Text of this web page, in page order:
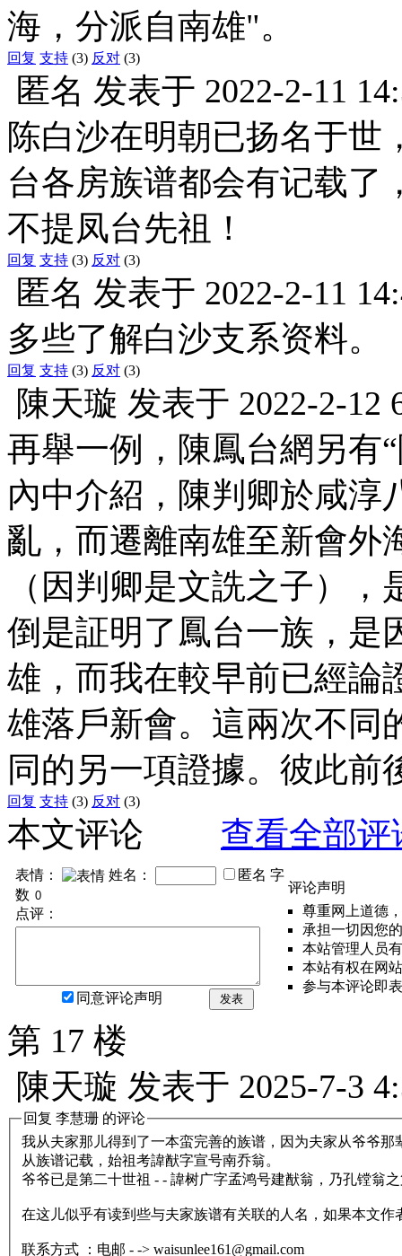
海，分派自南雄"。
回复 支持 (3) 反对 (3)
匿名 发表于 2022-2-11
陈白沙在明朝已扬名于世
台各房族谱都会有记载了
不提凤台先祖！
回复 支持 (3) 反对 (3)
匿名 发表于 2022-2-11
多些了解白沙支系资料。
回复 支持 (3) 反对 (3)
陳天璇 发表于 2022-2-12
再舉一例，陳鳳台網另有
內中介紹，陳判卿於咸淳
亂，而遷離南雄至新會外
（因判卿是文詵之子）
倒是証明了鳳台一族，是
雄，而我在較早前已經論
雄落戶新會。這兩次不同
同的另一項證據。彼此前
回复 支持 (3) 反对 (3)
本文评论 查看全部评
表情： 姓名： 匿名 字
数
点评：
同意评论声明 发表
评论声明
尊重网上道德
承担一切因您
本站管理人员
本站有权在网
参与本评论即
第 17 楼
陳天璇 发表于 2025-7-3
回复 李慧珊 的评论
我从夫家那儿得到了一本蛮完善的族谱，因为夫家从爷爷那
从族谱记载，始祖考諱猷字宣号南乔翁。
爷爷已是第二十世祖 - - 諱树广字孟鸿号建猷翁，乃孔镗翁
在这儿似乎有读到些与夫家族谱有关联的人名，如果本文
联系方式 ：电邮 - -> waisunlee161@gmail.com